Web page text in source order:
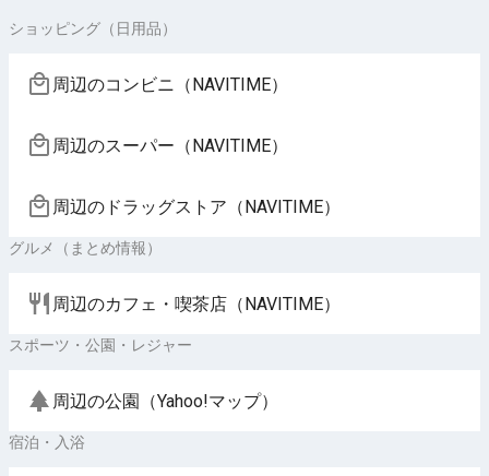
ショッピング（日用品）
周辺のコンビニ（NAVITIME）
周辺のスーパー（NAVITIME）
周辺のドラッグストア（NAVITIME）
グルメ（まとめ情報）
周辺のカフェ・喫茶店（NAVITIME）
スポーツ・公園・レジャー
周辺の公園（Yahoo!マップ）
宿泊・入浴